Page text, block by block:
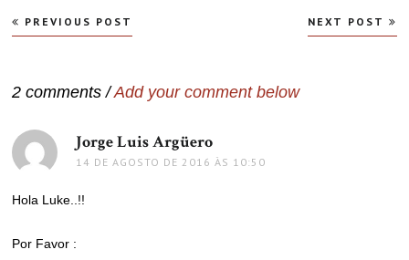
Navegação
de
PREVIOUS POST NEXT POST
2 comments /Add your comment below
Jorge Luis Argüero
14 DE AGOSTO DE 2016 ÀS 10:50
Hola Luke..!!
Por Favor :